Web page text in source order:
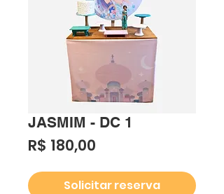
JASMIM - DC 1
R$ 180,00
Solicitar reserva